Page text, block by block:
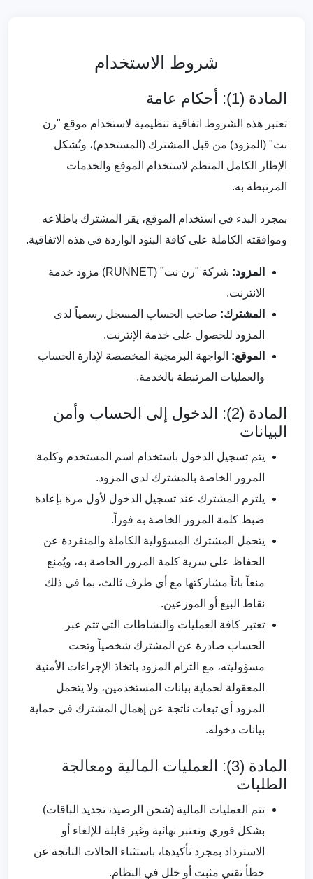
شروط الاستخدام
المادة (1): أحكام عامة
تعتبر هذه الشروط اتفاقية تنظيمية لاستخدام موقع "رن
نت" (المزود) من قبل المشترك (المستخدم)، وتُشكل
الإطار الكامل المنظم لاستخدام الموقع والخدمات
المرتبطة به.
بمجرد البدء في استخدام الموقع، يقر المشترك باطلاعه
وموافقته الكاملة على كافة البنود الواردة في هذه الاتفاقية.
المزود:
شركة "رن نت" (RUNNET) مزود خدمة
الانترنت.
المشترك: صاحب الحساب المسجل رسمياً لدى
المزود للحصول على خدمة الإنترنت.
الموقع: الواجهة البرمجية المخصصة لإدارة الحساب
والعمليات المرتبطة بالخدمة.
المادة (2): الدخول إلى الحساب وأمن
البيانات
يتم تسجيل الدخول باستخدام اسم المستخدم وكلمة
المرور الخاصة بالمشترك لدى المزود.
يلتزم المشترك عند تسجيل الدخول لأول مرة بإعادة
ضبط كلمة المرور الخاصة به فوراً.
يتحمل المشترك المسؤولية الكاملة والمنفردة عن
الحفاظ على سرية كلمة المرور الخاصة به، ويُمنع
منعاً باتاً مشاركتها مع أي طرف ثالث، بما في ذلك
نقاط البيع أو الموزعين.
تعتبر كافة العمليات والنشاطات التي تتم عبر
الحساب صادرة عن المشترك شخصياً وتحت
مسؤوليته، مع التزام المزود باتخاذ الإجراءات الأمنية
المعقولة لحماية بيانات المستخدمين، ولا يتحمل
المزود أي تبعات ناتجة عن إهمال المشترك في حماية
بيانات دخوله.
المادة (3): العمليات المالية ومعالجة
الطلبات
تتم العمليات المالية (شحن الرصيد، تجديد الباقات)
بشكل فوري وتعتبر نهائية وغير قابلة للإلغاء أو
الاسترداد بمجرد تأكيدها، باستثناء الحالات الناتجة عن
خطأ تقني مثبت أو خلل في النظام.